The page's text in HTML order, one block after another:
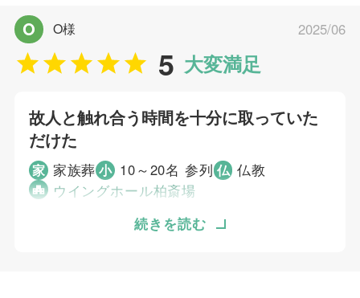
お問い合わせ対応
事前相談
お迎え対応
ご葬儀当日の対応 5
ご葬儀担当者
むすびすの葬祭プランナー
個別評価
お問い合わせ対応
お迎え対応 5
打ち合わせの対応
ご葬儀当日の対応
5 大変満足
O O様 2025/06
故人と触れ合う時間を十分に取っていた
だけた
家 家族葬小 10～20名 参列 仏 仏教
ウイングホール柏斎場
SMSなどの口コミで数社を比較検討し、むす
続きを読む